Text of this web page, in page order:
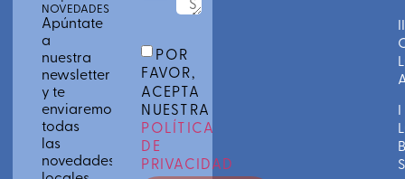
NOVEDADES
Apúntate
a
nuestra
newsletter
y te
enviaremos
todas
las
novedades
POR
FAVOR,
ACEPTA
NUESTRA
POLÍTICA
DE
PRIVACIDAD
II
I